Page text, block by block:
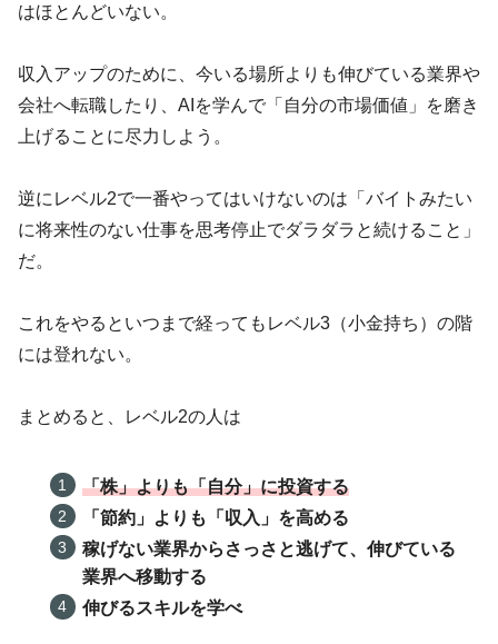
はほとんどいない。
収入アップのために、今いる場所よりも伸びている業界や
会社へ転職したり、AIを学んで「自分の市場価値」を磨き
上げることに尽力しよう。
逆にレベル2で一番やってはいけないのは「バイトみたい
に将来性のない仕事を思考停止でダラダラと続けること」
だ。
これをやるといつまで経ってもレベル3（小金持ち）の階
には登れない。
まとめると、レベル2の人は
「株」よりも「自分」に投資する
「節約」よりも「収入」を高める
稼げない業界からさっさと逃げて、伸びている
業界へ移動する
伸びるスキルを学べ